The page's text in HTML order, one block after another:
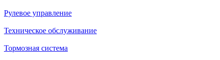
Рулевое управление
Техническое обслуживание
Тормозная система